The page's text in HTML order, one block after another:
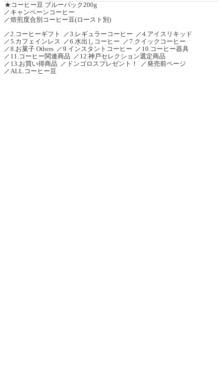
★コーヒー豆 ブルーパック200g
キャンペーンコーヒー
焙煎度合別コーヒー豆(ロースト別)
2.コーヒーギフト
3.レギュラーコーヒー
4.アイスリキッド
5.カフェインレス
6.水出しコーヒー
7.クイックコーヒー
8.お菓子 Others
9.インスタントコーヒー
10.コーヒー器具
11.コーヒー関連商品
12.神戸セレクション選定商品
13.お買い得商品
ドンゴロスプレゼント！
発売前ページ
ALL.コーヒー豆